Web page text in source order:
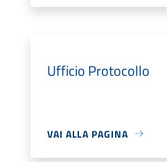
Ufficio Protocollo
VAI ALLA PAGINA